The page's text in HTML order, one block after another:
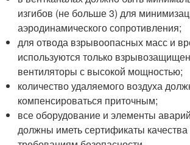
изгибов (не больше 3) для
аэродинамического сопротивления;
для отвода взрывоопасных масс и
используются только
вентиляторы с высокой мощностью;
количество удаляемого воздуха
компенсироваться приточным;
все оборудование и элементы
должны иметь сертификаты качества